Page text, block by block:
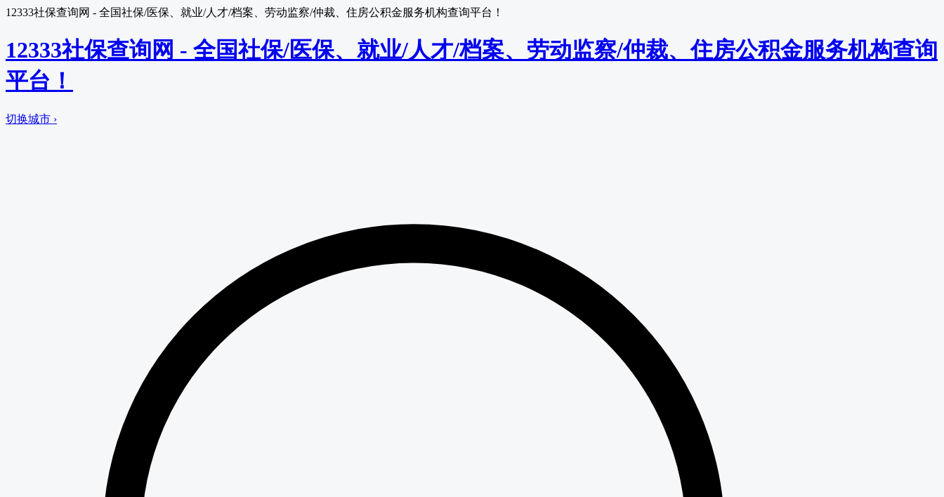
12333社保查询网 - 全国社保/医保、就业/人才/档案、劳动监察/仲裁、住房公积金服务机构查询平台！
12333社保查询网 - 全国社保/医保、就业/人才/档案、劳动监察/仲裁、住房公积金服务机构查询
平台！
切换城市 ›